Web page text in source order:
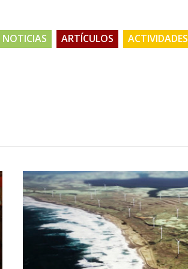
NOTICIAS ARTÍCULOS ACTIVIDADES